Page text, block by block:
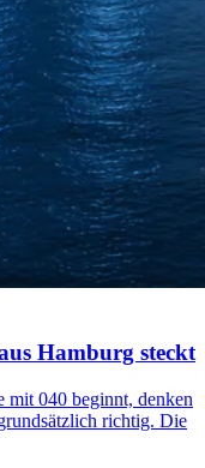
Hamburg steckt
mit 040 beginnt, denken
richtig. Die